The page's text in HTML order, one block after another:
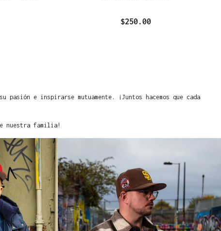
$250.00
pasión e inspirarse mutuamente. ¡Juntos hacemos que cada
nuestra familia!